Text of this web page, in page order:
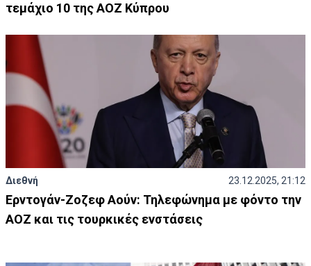
τεμάχιο 10 της ΑΟΖ Κύπρου
Διεθνή 23.12.2025, 21:12
Ερντογάν-Ζοζεφ Αούν: Τηλεφώνημα με φόντο την
ΑΟΖ και τις τουρκικές ενστάσεις